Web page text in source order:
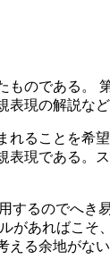
のである。
現の解説な
ることを希
表現である
るのでへ
あればこそ
る余地がな